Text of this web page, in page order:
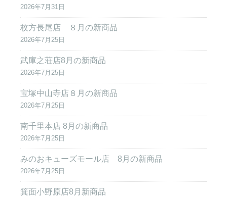
2026年7月31日
枚方長尾店 ８月の新商品
2026年7月25日
武庫之荘店8月の新商品
2026年7月25日
宝塚中山寺店８月の新商品
2026年7月25日
南千里本店 8月の新商品
2026年7月25日
みのおキューズモール店 8月の新商品
2026年7月25日
箕面小野原店8月新商品